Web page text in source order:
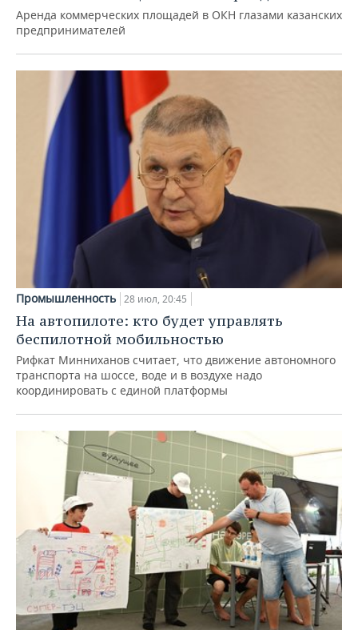
Аренда коммерческих площадей в ОКН глазами казанских
предпринимателей
Промышленность 28 июл, 20:45
На автопилоте: кто будет управлять
беспилотной мобильностью
Рифкат Минниханов считает, что движение автономного
транспорта на шоссе, воде и в воздухе надо
координировать с единой платформы